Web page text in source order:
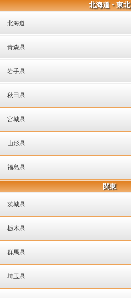
北海道・東北
北海道
青森県
岩手県
秋田県
宮城県
山形県
福島県
関東
茨城県
栃木県
群馬県
埼玉県